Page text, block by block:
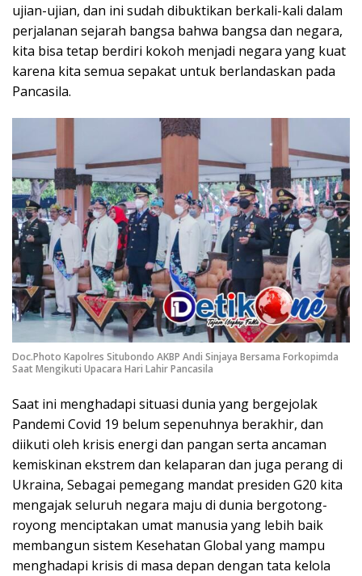
ujian-ujian, dan ini sudah dibuktikan berkali-kali dalam
perjalanan sejarah bangsa bahwa bangsa dan negara,
kita bisa tetap berdiri kokoh menjadi negara yang kuat
karena kita semua sepakat untuk berlandaskan pada
Pancasila.
Doc.Photo Kapolres Situbondo AKBP Andi Sinjaya Bersama Forkopimda
Saat Mengikuti Upacara Hari Lahir Pancasila
Saat ini menghadapi situasi dunia yang bergejolak
Pandemi Covid 19 belum sepenuhnya berakhir, dan
diikuti oleh krisis energi dan pangan serta ancaman
kemiskinan ekstrem dan kelaparan dan juga perang di
Ukraina, Sebagai pemegang mandat presiden G20 kita
mengajak seluruh negara maju di dunia bergotong-
royong menciptakan umat manusia yang lebih baik
membangun sistem Kesehatan Global yang mampu
menghadapi krisis di masa depan dengan tata kelola